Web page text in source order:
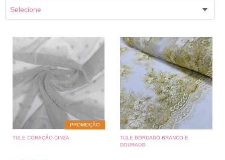
Selecione
PROMOÇÃO
TULE CORAÇÃO CINZA
TULE BORDADO BRANCO E
DOURADO